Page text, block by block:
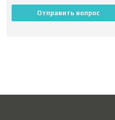
Отправить вопрос